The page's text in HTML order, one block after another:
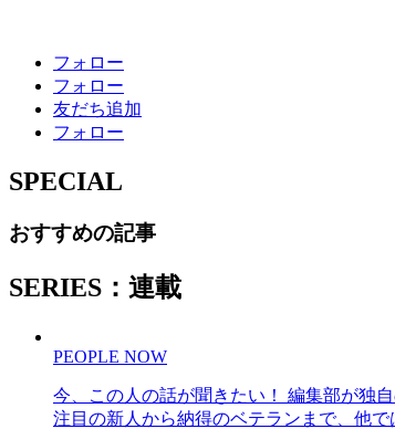
フォロー
フォロー
友だち追加
フォロー
SPECIAL
おすすめの記事
SERIES：連載
PEOPLE NOW
今、この人の話が聞きたい！ 編集部が独
注目の新人から納得のベテランまで、他